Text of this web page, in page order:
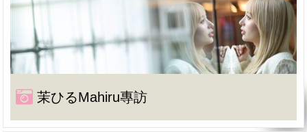
茉ひるMahiru專訪